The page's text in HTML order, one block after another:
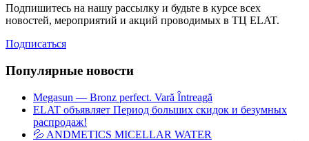
Подпишитесь на нашу рассылку и будьте в курсе всех
новостей, мероприятий и акций проводимых в ТЦ ELAT.
Подписаться
Популярные новости
Megasun — Bronz perfect. Vară Întreagă
ELAT объявляет Период больших скидок и безумных
распродаж!
💦 ANDMETICS MICELLAR WATER